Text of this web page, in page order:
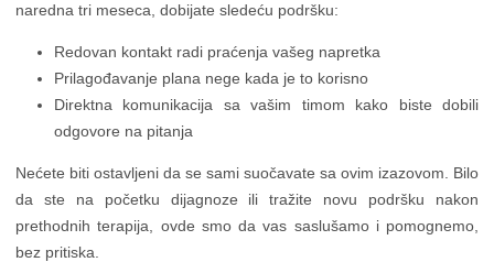
naredna tri meseca, dobijate sledeću podršku:
Redovan kontakt radi praćenja vašeg napretka
Prilagođavanje plana nege kada je to korisno
Direktna komunikacija sa vašim timom kako biste dobili
odgovore na pitanja
Nećete biti ostavljeni da se sami suočavate sa ovim izazovom. Bilo
da ste na početku dijagnoze ili tražite novu podršku nakon
prethodnih terapija, ovde smo da vas saslušamo i pomognemo,
bez pritiska.